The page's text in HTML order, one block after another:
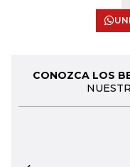
CONOZCA LOS